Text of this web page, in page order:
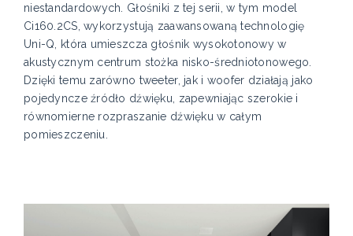
niestandardowych. Głośniki z tej serii, w tym model
Ci160.2CS, wykorzystują zaawansowaną technologię
Uni-Q, która umieszcza głośnik wysokotonowy w
akustycznym centrum stożka nisko-średniotonowego.
Dzięki temu zarówno tweeter, jak i woofer działają jako
pojedyncze źródło dźwięku, zapewniając szerokie i
równomierne rozpraszanie dźwięku w całym
pomieszczeniu.